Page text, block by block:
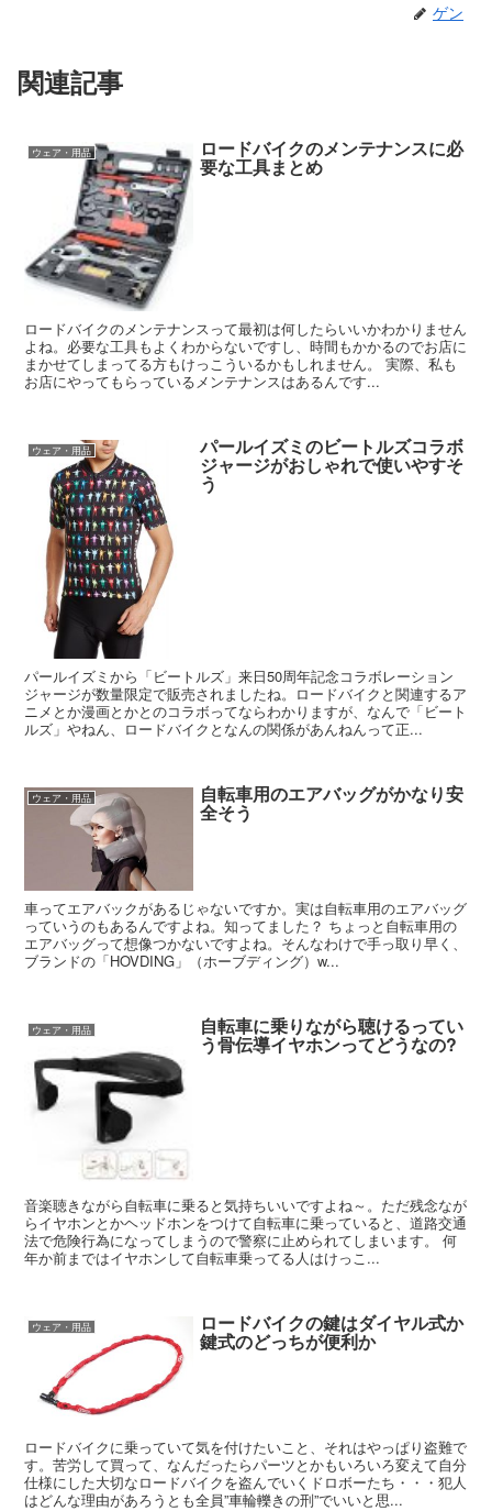
ゲン
関連記事
ウェア・用品 ロードバイクのメンテナンスに必
要な工具まとめ
ロードバイクのメンテナンスって最初は何したらいいかわかりません
よね。必要な工具もよくわからないですし、時間もかかるのでお店に
まかせてしまってる方もけっこういるかもしれません。 実際、私も
お店にやってもらっているメンテナンスはあるんです...
ウェア・用品 パールイズミのビートルズコラボ
ジャージがおしゃれで使いやすそ
う
パールイズミから「ビートルズ」来日50周年記念コラボレーション
ジャージが数量限定で販売されましたね。ロードバイクと関連するア
ニメとか漫画とかとのコラボってならわかりますが、なんで「ビート
ルズ」やねん、ロードバイクとなんの関係があんねんって正...
ウェア・用品 自転車用のエアバッグがかなり安
全そう
車ってエアバックがあるじゃないですか。実は自転車用のエアバッグ
っていうのもあるんですよね。知ってました？ ちょっと自転車用の
エアバッグって想像つかないですよね。そんなわけで手っ取り早く、
ブランドの「HOVDING」（ホーブディング）w...
ウェア・用品 自転車に乗りながら聴けるってい
う骨伝導イヤホンってどうなの?
音楽聴きながら自転車に乗ると気持ちいいですよね～。ただ残念なが
らイヤホンとかヘッドホンをつけて自転車に乗っていると、道路交通
法で危険行為になってしまうので警察に止められてしまいます。 何
年か前まではイヤホンして自転車乗ってる人はけっこ...
ウェア・用品 ロードバイクの鍵はダイヤル式か
鍵式のどっちが便利か
ロードバイクに乗っていて気を付けたいこと、それはやっぱり盗難で
す。苦労して買って、なんだったらパーツとかもいろいろ変えて自分
仕様にした大切なロードバイクを盗んでいくドロボーたち・・・犯人
はどんな理由があろうとも全員”車輪轢きの刑”でいいと思...